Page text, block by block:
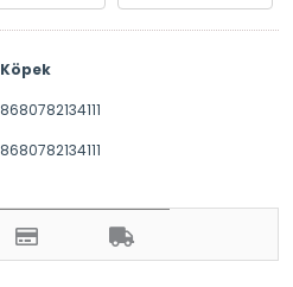
Köpek
8680782134111
8680782134111